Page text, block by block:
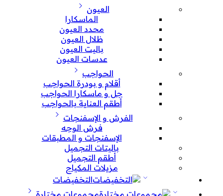
العيون
الماسكارا
محدد العيون
ظلال العيون
باليت العيون
عدسات العيون
الحواجب
أقلام و بودرة الحواجب
جل و ماسكارا الحواجب
أطقم العناية بالحواجب
الفرش و الإسفنجات
فرش الوجه
الإسفنجات و المطبقات
باليتات التجميل
أطقم التجميل
مزيلات المكياج
التخفيضات
مجموعات مختارة